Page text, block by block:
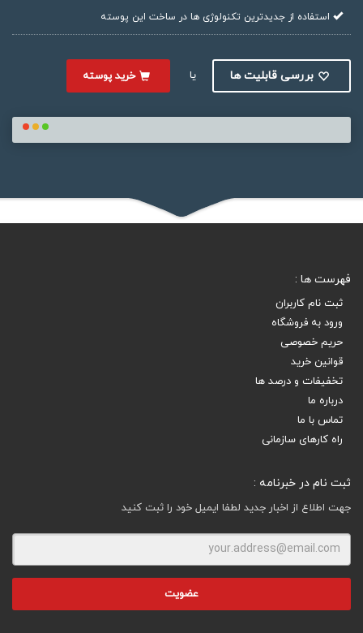
استفاده از جدیدترین تکنولوژی ها در ساخت این پوسته
بررسی قابلیت ها یا خرید پوسته
فهرست ها :
ثبت نام کاربران
ورود به فروشگاه
حریم خصوصی
قوانین خرید
تخفیفات و درصد ها
درباره ما
تماس با ما
راه کارهای سازمانی
ثبت نام در خبرنامه :
جهت اطلاع از اخبار جدید لطفا ایمیل خود را ثبت کنید